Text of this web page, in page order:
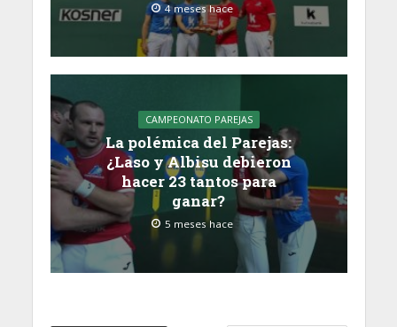
4 meses hace
CAMPEONATO PAREJAS
La polémica del Parejas:
¿Laso y Albisu debieron
hacer 23 tantos para
ganar?
5 meses hace